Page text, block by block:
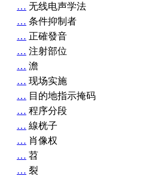
… 无线电声学法
… 条件抑制者
… 正確發音
… 注射部位
… 澹
… 现场实施
… 目的地指示掩码
… 程序分段
… 線桄子
… 肖像权
… 苕
… 裂